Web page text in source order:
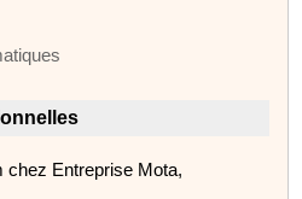
chez Entreprise Mota,